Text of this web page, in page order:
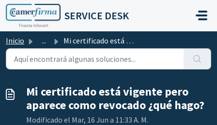
Saltar al contenido principal
SERVICE DESK
Inicio ... Mi certificado está vigente pero aparece como revocado ¿q...
Mi certificado está vigente pero
aparece como revocado ¿qué hago?
Modificado el Mar, 16 Jun a 11:33 A. M.